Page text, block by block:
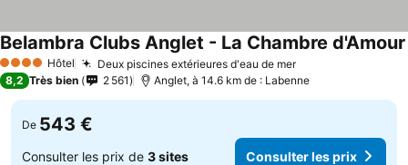
4 Étoiles Hôtel Deux piscines extérieures d'eau de mer
Belambra Clubs Anglet - La Chambre d'Amour
8,2 Très bien 2 561 Anglet, à 14.6 km de : Labenne
De 543 €
Consulter les prix de 3 sites Consulter les prix